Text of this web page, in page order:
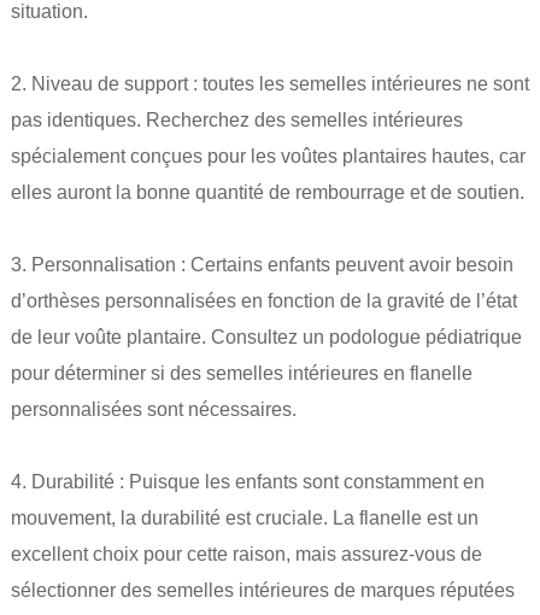
situation.
2. Niveau de support : toutes les semelles intérieures ne sont
pas identiques. Recherchez des semelles intérieures
spécialement conçues pour les voûtes plantaires hautes, car
elles auront la bonne quantité de rembourrage et de soutien.
3. Personnalisation : Certains enfants peuvent avoir besoin
d’orthèses personnalisées en fonction de la gravité de l’état
de leur voûte plantaire. Consultez un podologue pédiatrique
pour déterminer si des semelles intérieures en flanelle
personnalisées sont nécessaires.
4. Durabilité : Puisque les enfants sont constamment en
mouvement, la durabilité est cruciale. La flanelle est un
excellent choix pour cette raison, mais assurez-vous de
sélectionner des semelles intérieures de marques réputées